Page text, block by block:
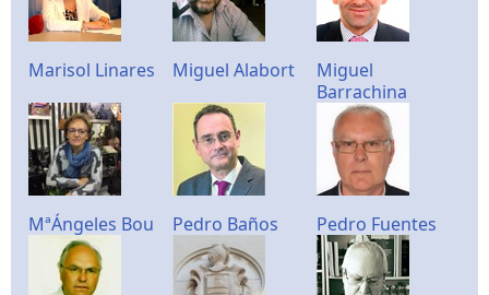
Marisol Linares Miguel Alabort
Miguel
Barrachina
MªÁngeles Bou Pedro Baños Pedro Fuentes